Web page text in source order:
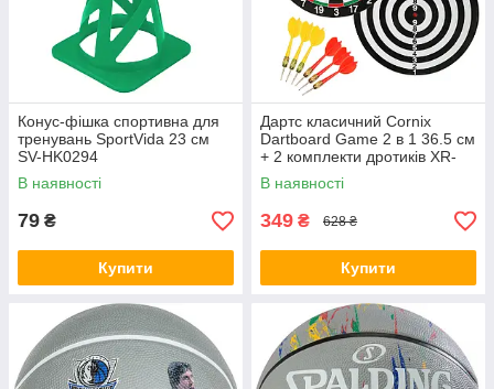
Конус-фішка спортивна для
тренувань SportVida 23 см
SV-HK0294
В наявності
79 ₴
Купити
Дартс класичний Cornix
Dartboard Game 2 в 1 36.5 см
+ 2 комплекти дротиків XR-
0391
В наявності
349 ₴ 628 ₴
Купити